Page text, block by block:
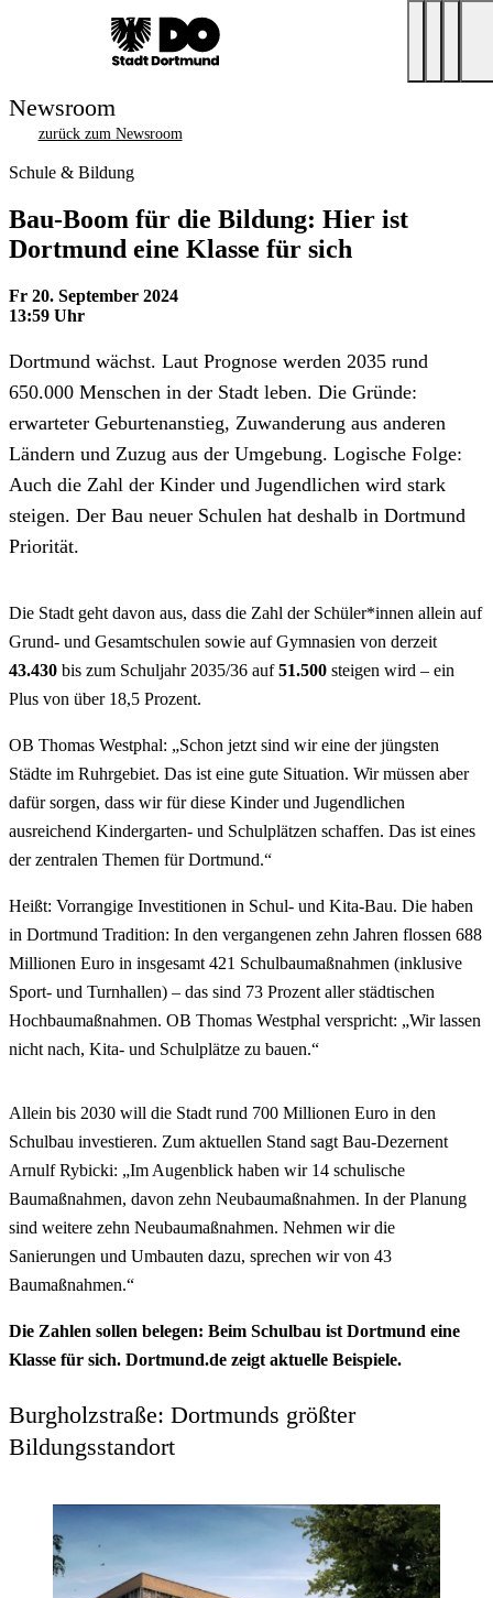
Newsroom
zurück zum Newsroom
Schule & Bildung
Bau-Boom für die Bildung: Hier ist
Dortmund eine Klasse für sich
Fr 20. September 2024
13:59 Uhr
Dortmund wächst. Laut Prognose werden 2035 rund
650.000 Menschen in der Stadt leben. Die Gründe:
erwarteter Geburtenanstieg, Zuwanderung aus anderen
Ländern und Zuzug aus der Umgebung. Logische Folge:
Auch die Zahl der Kinder und Jugendlichen wird stark
steigen. Der Bau neuer Schulen hat deshalb in Dortmund
Priorität.
Die Stadt geht davon aus, dass die Zahl der Schüler*innen allein auf
Grund- und Gesamtschulen sowie auf Gymnasien von derzeit
43.430 bis zum Schuljahr 2035/36 auf51.500 steigen wird – ein
Plus von über 18,5 Prozent.
OB Thomas Westphal: „Schon jetzt sind wir eine der jüngsten
Städte im Ruhrgebiet. Das ist eine gute Situation. Wir müssen aber
dafür sorgen, dass wir für diese Kinder und Jugendlichen
ausreichend Kindergarten- und Schulplätzen schaffen. Das ist eines
der zentralen Themen für Dortmund.“
Heißt: Vorrangige Investitionen in Schul- und Kita-Bau. Die haben
in Dortmund Tradition: In den vergangenen zehn Jahren flossen 688
Millionen Euro in insgesamt 421 Schulbaumaßnahmen (inklusive
Sport- und Turnhallen) – das sind 73 Prozent aller städtischen
Hochbaumaßnahmen. OB Thomas Westphal verspricht: „Wir lassen
nicht nach, Kita- und Schulplätze zu bauen.“
Allein bis 2030 will die Stadt rund 700 Millionen Euro in den
Schulbau investieren. Zum aktuellen Stand sagt Bau-Dezernent
Arnulf Rybicki: „Im Augenblick haben wir 14 schulische
Baumaßnahmen, davon zehn Neubaumaßnahmen. In der Planung
sind weitere zehn Neubaumaßnahmen. Nehmen wir die
Sanierungen und Umbauten dazu, sprechen wir von 43
Baumaßnahmen.“
Die Zahlen sollen belegen: Beim Schulbau ist Dortmund eine
Klasse für sich. Dortmund.de zeigt aktuelle Beispiele.
Burgholzstraße: Dortmunds größter
Bildungsstandort